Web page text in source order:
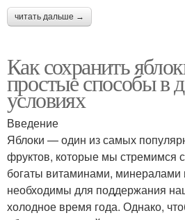
читать дальше →
Как сохранить
простые способы в
условиях
Введение
Яблоки — один из самых
фруктов, которые мы стремимся
богаты витаминами, минералами
необходимы для поддержания
холодное время года. Однако,